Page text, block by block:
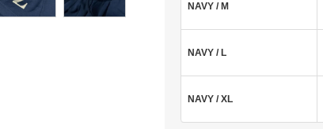
NAVY / M
NAVY / L
NAVY / XL